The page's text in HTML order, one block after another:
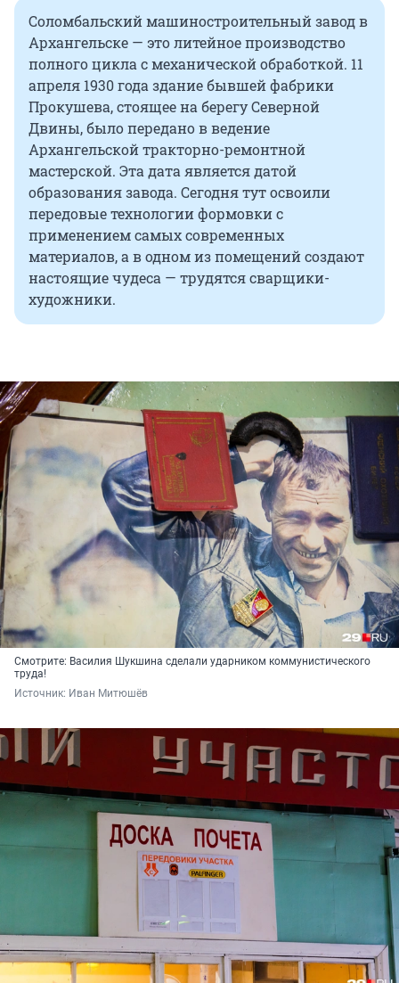
Соломбальский машиностроительный завод в
Архангельске — это литейное производство
полного цикла с механической обработкой. 11
апреля 1930 года здание бывшей фабрики
Прокушева, стоящее на берегу Северной
Двины, было передано в ведение
Архангельской тракторно-ремонтной
мастерской. Эта дата является датой
образования завода. Сегодня тут освоили
передовые технологии формовки с
применением самых современных
материалов, а в одном из помещений создают
настоящие чудеса — трудятся сварщики-
художники.
Смотрите: Василия Шукшина сделали ударником коммунистического
труда!
Источник: Иван Митюшёв